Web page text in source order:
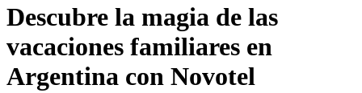
Descubre la magia de las
vacaciones familiares en
Argentina con Novotel